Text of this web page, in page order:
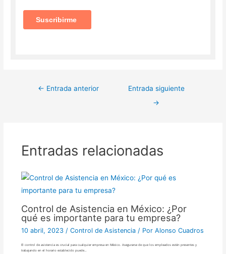
← Entrada anterior
Entrada siguiente
→
Entradas relacionadas
Control de Asistencia en México: ¿Por
qué es importante para tu empresa?
10 abril, 2023 / Control de Asistencia/ Por Alonso Cuadros
El control de asistencia es crucial para cualquier empresa en México. Asegurarse de que los empleados estén presentes y
trabajando en el horario establecido puede…